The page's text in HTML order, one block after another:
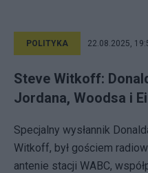
POLITYKA 22.08.2025,
Steve Witkoff:
Jordana, Woodsa i
Specjalny wysłannik
Witkoff, był gościem
antenie stacji WABC,